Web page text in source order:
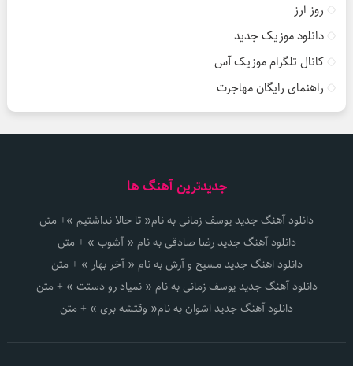
روز ارز
دانلود موزیک جدید
کانال تلگرام موزیک آس
راهنمای رایگان مهاجرت
جدیدترین آهنگ ها
دانلود آهنگ جدید یوسف زمانی به نام« تا حالا نداشتیم »+ متن
دانلود آهنگ جدید رضا صادقی به نام « آشوب » + متن
دانلود اهنگ جدید مسیح و آرش به نام « آخر بهار » + متن
دانلود آهنگ جدید یوسف زمانی به نام « نمیاد رو دستت » + متن
دانلود آهنگ جدید اشوان به نام« وقتشه بری » + متن